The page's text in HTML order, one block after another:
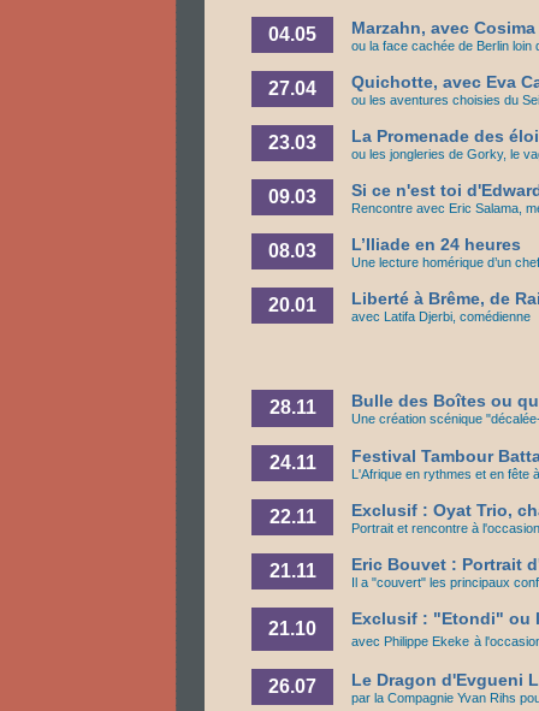
04.05 Marzahn, avec
ou la face cachée de Berlin loin
27.04 Quichotte, avec Eva
ou les aventures choisies du
23.03 La Promenade des
ou les jongleries de Gorky, le
09.03 Si ce n'est toi
Rencontre avec Eric Salama,
08.03 L’Iliade en 24 heures
Une lecture homérique d’un
20.01 Liberté à Brême, de
avec Latifa Djerbi, comédienne
28.11 Bulle des Boîtes ou
Une création scénique
24.11 Festival Tambour
L'Afrique en rythmes et en fête
22.11 Exclusif : Oyat Trio,
Portrait et rencontre à
21.11 Eric Bouvet : Portrait
Il a "couvert" les principaux
21.10 Exclusif : "Etondi" ou
avec Philippe Ekeke à
26.07 Le Dragon d'Evgueni
par la Compagnie Yvan Rihs